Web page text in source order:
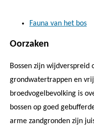
Fauna van het bos
Oorzaken
Bossen zijn wijdverspreid
grondwatertrappen en
broedvogelbevolking is
bossen op goed
arme zandgronden zijn